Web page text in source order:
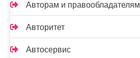
Авторам и правообладателям
Авторитет
Автосервис